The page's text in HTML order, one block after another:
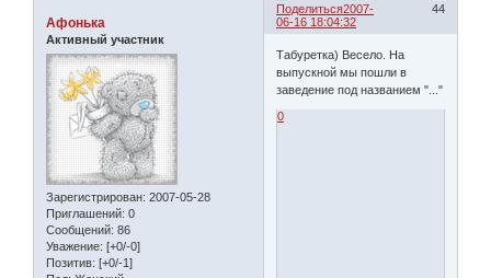
Поделиться 44
2007-
06-16 18:04:32
Афонька
Активный участник
Зарегистрирован: 2007-05-28
Приглашений: 0
Сообщений: 86
Уважение: [+0/-0]
Позитив: [+0/-1]
Табуретка) Весело. На
выпускной мы пошли в
заведение под названием "..."
0